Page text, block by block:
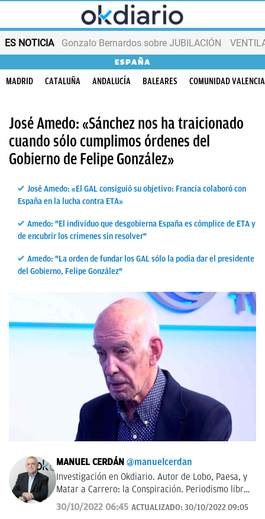
ES NOTICIA Gonzalo Bernardos sobre JUBILACIÓN
ESPAÑA
MADRID CATALUÑA ANDALUCÍA BALEARES COMUNIDAD
José Amedo: «Sánchez nos ha traicionado
cuando sólo cumplimos órdenes del
Gobierno de Felipe González»
José Amedo: «El GAL consiguió su objetivo: Francia colaboró con
España en la lucha contra ETA»
Amedo: "El individuo que desgobierna España es cómplice de ETA y
de encubrir los crímenes sin resolver"
Amedo: "La orden de fundar los GAL sólo la podía dar el presidente
del Gobierno, Felipe González"
MANUEL CERDÁN @manuelcerdan
Investigación en Okdiario. Autor de Lobo, Paesa, y
Matar a Carrero: la Conspiración. Periodismo libre,
con rigor y transparencia.
30/10/2022 06:45 ACTUALIZADO: 30/10/2022 09:05